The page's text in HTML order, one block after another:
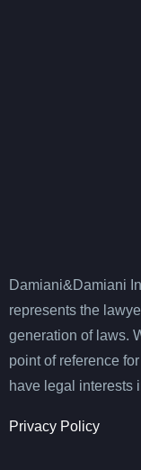
Damiani&Damiani
represents the
generation of laws.
point of reference
have legal interests
Privacy Policy